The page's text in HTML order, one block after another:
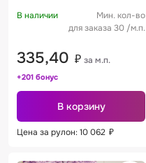
В наличии
Мин. кол-во
для заказа 30 /м.п.
335,40 ₽ за м.п.
+201 бонус
В корзину
Цена за рулон: 10 062 ₽